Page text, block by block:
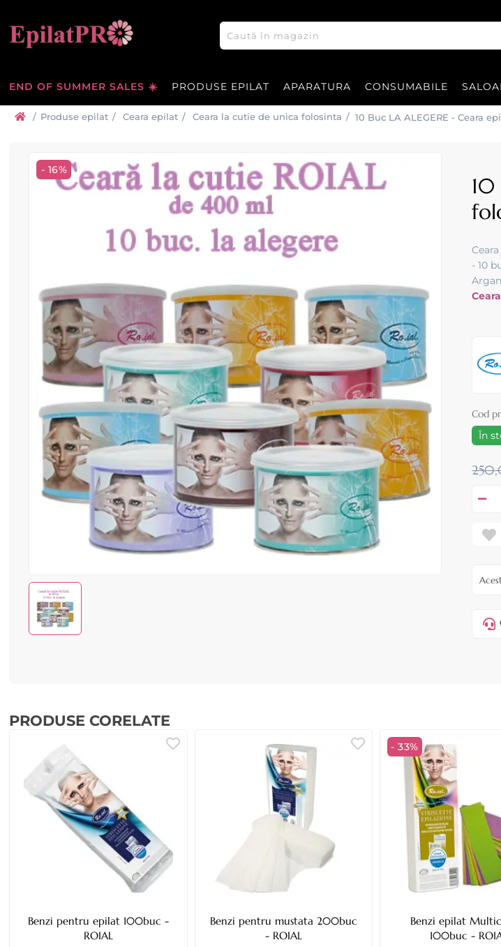
END OF SUMMER SALES ☀️ PRODUSE EPILAT APARATURA CONSUMABILE
/ Produse epilat / Ceara epilat / Ceara la cutie de unica folosinta / 10 Buc LA ALEGERE - Ceara
- 16%
10
- 10
Cod
În
PRODUSE CORELATE
Benzi pentru epilat 100buc -
ROIAL
Benzi pentru mustata 200buc
- ROIAL
- 33%
Benzi epilat
100buc -